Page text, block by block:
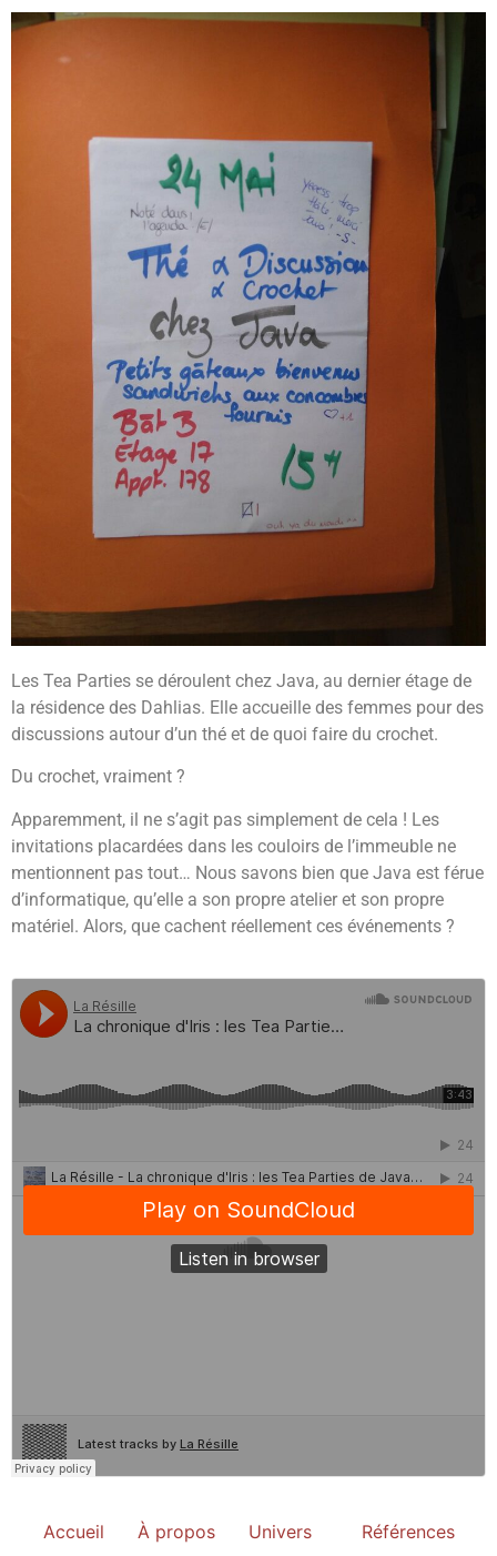
Les Tea Parties se déroulent chez Java, au dernier étage de
la résidence des Dahlias. Elle accueille des femmes pour des
discussions autour d’un thé et de quoi faire du crochet.
Du crochet, vraiment ?
Apparemment, il ne s’agit pas simplement de cela ! Les
invitations placardées dans les couloirs de l’immeuble ne
mentionnent pas tout… Nous savons bien que Java est férue
d’informatique, qu’elle a son propre atelier et son propre
matériel. Alors, que cachent réellement ces événements ?
Accueil À propos Univers Références